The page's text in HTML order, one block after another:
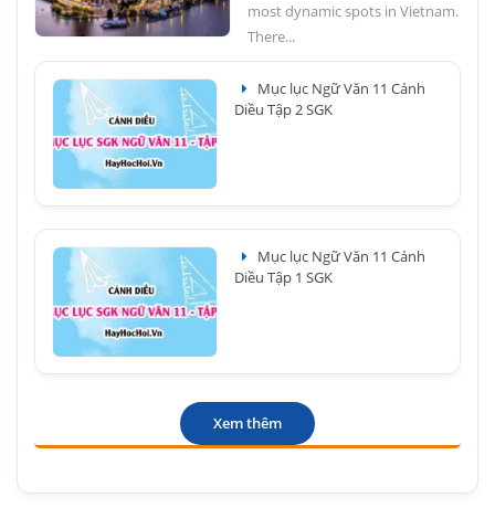
most dynamic spots in Vietnam.
There...
Mục lục Ngữ Văn 11 Cánh
Diều Tập 2 SGK
Mục lục Ngữ Văn 11 Cánh
Diều Tập 1 SGK
Xem thêm